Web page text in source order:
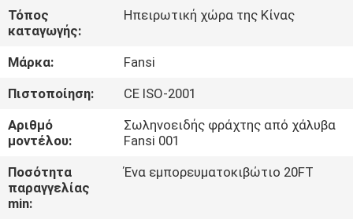
ΠΕΡΊΠΟΥ
ΕΜΕΊΣ
ΓΎΡΟΣ
ΕΡΓΟΣΤΑΣΊΩΝ
ΠΟΙΟΤΙΚΌΣ
ΈΛΕΓΧΟΣ
Developed
ECER
Τόπος
καταγωγής:
Ηπειρωτική χώρα της Κίνας
Μάρκα:
Fansi
Πιστοποίηση:
CE ISO-2001
Αριθμό
μοντέλου:
Σωληνοειδής φράχτης από χάλυβα
Fansi 001
Ποσότητα
παραγγελίας
min:
Ένα εμπορευματοκιβώτιο 20FT